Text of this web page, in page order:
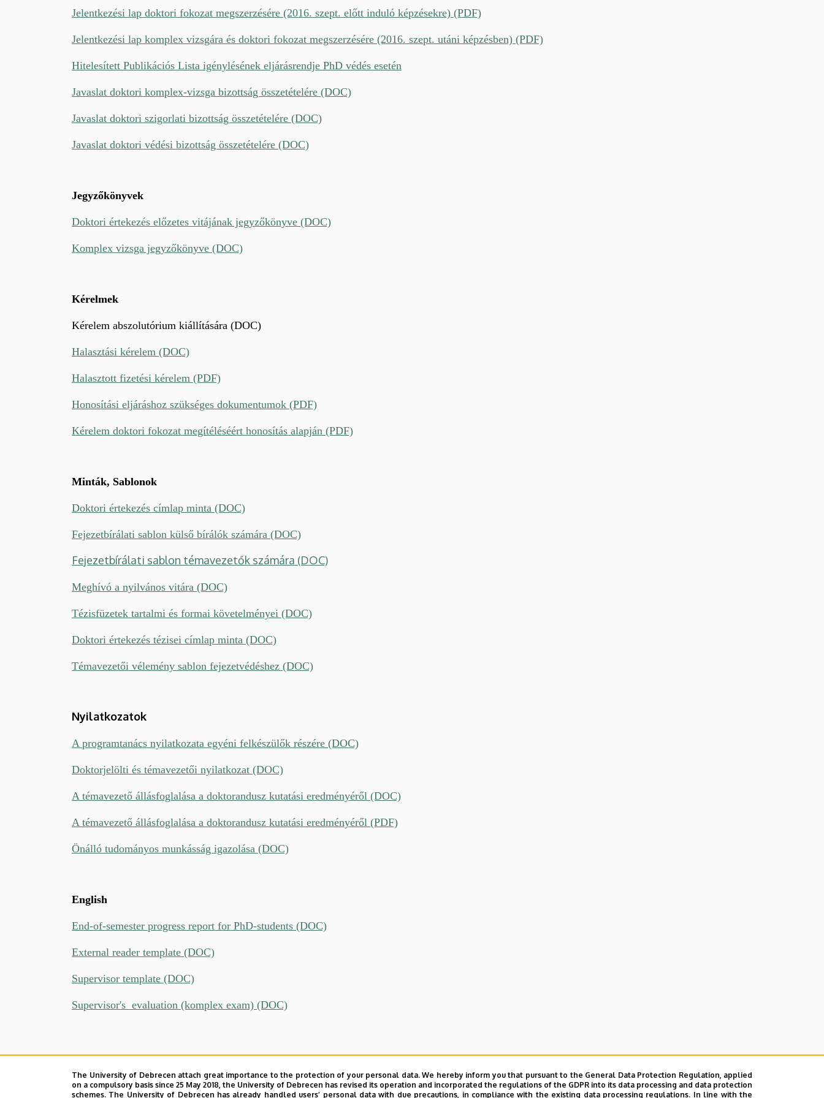
Jelentkezési lap doktori fokozat megszerzésére (2016. szept. előtt induló képzésekre) (PDF)
Jelentkezési lap komplex vizsgára és doktori fokozat megszerzésére (2016. szept. utáni képzésben) (PDF)
Hitelesített Publikációs Lista igénylésének eljárásrendje PhD védés esetén
Javaslat doktori komplex-vizsga bizottság összetételére (DOC)
Javaslat doktori szigorlati bizottság összetételére (DOC)
Javaslat doktori védési bizottság összetételére (DOC)
Jegyzőkönyvek
Doktori értekezés előzetes vitájának jegyzőkönyve (DOC)
Komplex vizsga jegyzőkönyve (DOC)
Kérelmek
Kérelem abszolutórium kiállítására (DOC)
Halasztási kérelem (DOC)
Halasztott fizetési kérelem (PDF)
Honosítási eljáráshoz szükséges dokumentumok (PDF)
Kérelem doktori fokozat megítéléséért honosítás alapján (PDF)
Minták, Sablonok
Doktori értekezés címlap minta (DOC)
Fejezetbírálati sablon külső bírálók számára (DOC)
Fejezetbírálati sablon témavezetők számára (DOC)
Meghívó a nyilvános vitára (DOC)
Tézisfüzetek tartalmi és formai követelményei (DOC)
Doktori értekezés tézisei címlap minta (DOC)
Témavezetői vélemény sablon fejezetvédéshez (DOC)
Nyilatkozatok
A programtanács nyilatkozata egyéni felkészülők részére (DOC)
Doktorjelölti és témavezetői nyilatkozat (DOC)
A témavezető állásfoglalása a doktorandusz kutatási eredményéről (DOC)
A témavezető állásfoglalása a doktorandusz kutatási eredményéről (PDF)
Önálló tudományos munkásság igazolása (DOC)
English
End-of-semester progress report for PhD-students (DOC)
External reader template (DOC)
Supervisor template (DOC)
Supervisor's evaluation (komplex exam) (DOC)
The University of Debrecen attach great importance to the protection of your personal data. We hereby inform you that pursuant to the General Data Protection Regulation, applied
on a compulsory basis since 25 May 2018, the University of Debrecen has revised its operation and incorporated the regulations of the GDPR into its data processing and data protection
schemes. The University of Debrecen has already handled users’ personal data with due precautions, in compliance with the existing data processing regulations. In line with the